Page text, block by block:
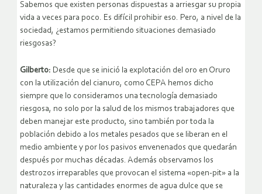
Sabemos que existen personas dispuestas a arriesgar su propia
vida a veces para poco. Es difícil prohibir eso. Pero, a nivel de la
sociedad, ¿estamos permitiendo situaciones demasiado
riesgosas?
Gilberto: Desde que se inició la explotación del oro en Oruro
con la utilización del cianuro, como CEPA hemos dicho
siempre que lo consideramos una tecnología demasiado
riesgosa, no solo por la salud de los mismos trabajadores que
deben manejar este producto, sino también por toda la
población debido a los metales pesados que se liberan en el
medio ambiente y por los pasivos envenenados que quedarán
después por muchas décadas. Además observamos los
destrozos irreparables que provocan el sistema «open-pit» a la
naturaleza y las cantidades enormes de agua dulce que se